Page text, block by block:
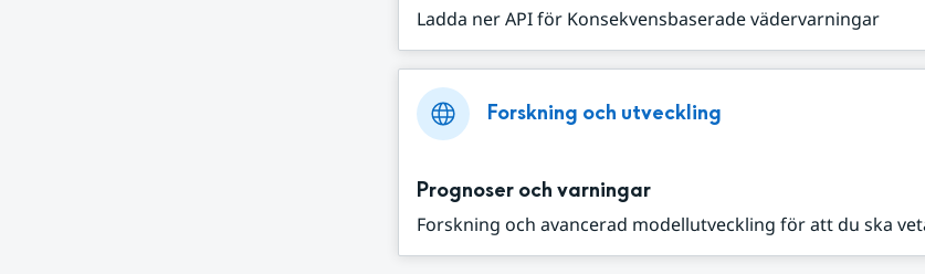
Ladda ner API för Konsekvensbaserade vädervarningar
Forskning och utveckling
Prognoser och varningar
Forskning och avancerad modellutveckling för att du ska